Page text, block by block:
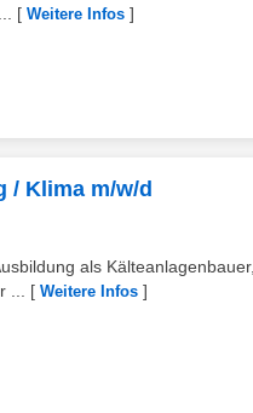
[ Weitere Infos ]
/ Klima m/w/d
als Kälteanlagenbauer,
[ Weitere Infos ]